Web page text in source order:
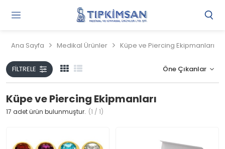
Ana Sayfa Medikal Ürünler Küpe ve Piercing Ekipmanları
FILTRELE
Küpe ve Piercing Ekipmanları
17 adet ürün bulunmuştur. (1 / 1)